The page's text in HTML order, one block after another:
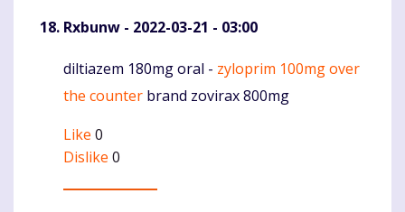
Rxbunw - 2022-03-21 - 03:00
Komentaras
diltiazem 180mg oral - zyloprim 100mg over
the counter brand zovirax 800mg
Like 0
Dislike 0